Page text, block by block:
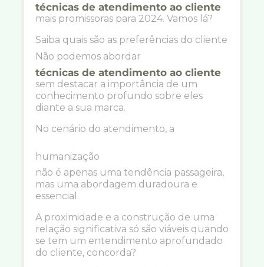
técnicas de atendimento ao cliente
mais promissoras para 2024. Vamos lá?
Saiba quais são as preferências do cliente
Não podemos abordar
técnicas de atendimento ao cliente
sem destacar a importância de um
conhecimento profundo sobre eles
diante a sua marca.
No cenário do atendimento, a
humanização
não é apenas uma tendência passageira,
mas uma abordagem duradoura e
essencial.
A proximidade e a construção de uma
relação significativa só são viáveis quando
se tem um entendimento aprofundado
do cliente, concorda?